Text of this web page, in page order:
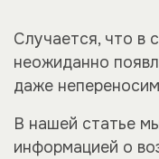
Случается, что в
неожиданно
даже
В нашей статье
информацией о